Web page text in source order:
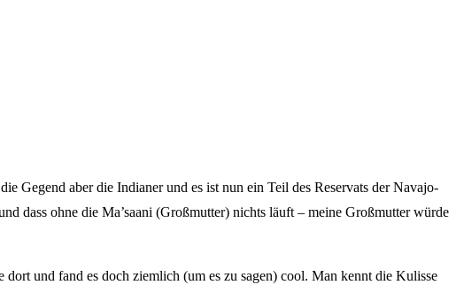
Gegend aber die Indianer und es ist nun ein Teil des Reservats der Navajo-
dass ohne die Ma’saani (Großmutter) nichts läuft – meine Großmutter würde
und fand es doch ziemlich (um es zu sagen) cool. Man kennt die Kulisse